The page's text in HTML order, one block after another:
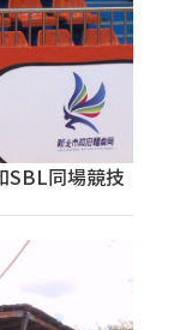
SBL同場競技